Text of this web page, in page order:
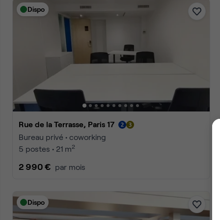
Dispo
Rue de la Terrasse, Paris 17
Bureau privé • coworking
2 postes • 9 m2
1 200 € par mois
Dispo